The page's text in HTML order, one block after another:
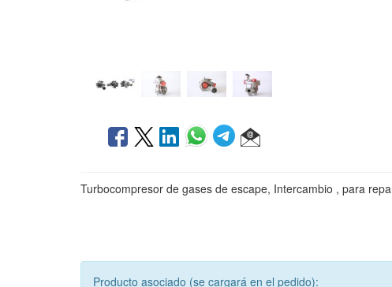
Turbocompresor de gases de escape, Intercambio , para
Producto asociado (se cargará en el pedido):